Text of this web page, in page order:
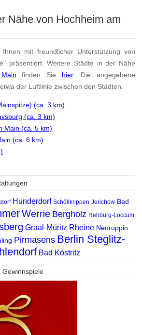
Nähe von Hochheim am
mit freundlicher Unterstützung von
präsentiert. Weitere Städte in der Nähe
finden Sie hier. Die angegebene
der Luftlinie zwischen den Städten.
(ca. 3 km)
(ca. 3 km)
Main (ca. 5 km)
(ca. 6 km)
Hunderdorf Schöllkrippen Jerichow Bad
Werne Bergholz Rehburg-Loccum
Graal-Müritz Rheine Neuruppin
Pirmasens Berlin Steglitz-
Bad Köstritz
Gewinnspiele